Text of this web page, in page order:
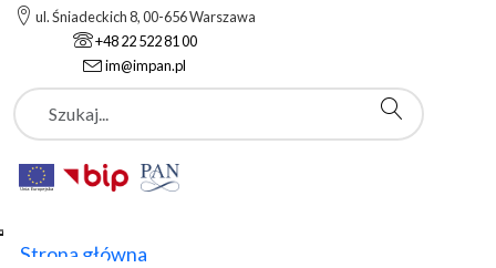
ul. Śniadeckich 8, 00-656 Warszawa
+48 22 522 81 00
im@impan.pl
Szukaj
Strona główna